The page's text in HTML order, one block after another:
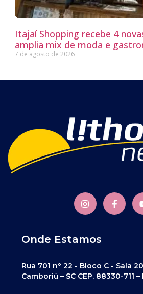
Itajaí Shopping recebe 4
amplia mix de moda e
7 de agosto de 2026
Onde Estamos
Rua 701 nº 22 - Bloco C - Sala
Camboriú – SC CEP. 88330-711 –